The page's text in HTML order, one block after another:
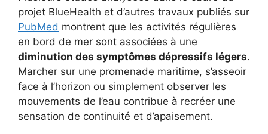
projet BlueHealth et d’autres travaux publiés sur
PubMed montrent que les activités régulières
en bord de mer sont associées à une
diminution des symptômes dépressifs légers.
Marcher sur une promenade maritime, s’asseoir
face à l’horizon ou simplement observer les
mouvements de l’eau contribue à recréer une
sensation de continuité et d’apaisement.